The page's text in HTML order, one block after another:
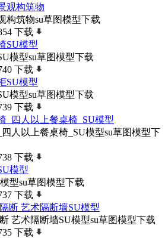
构筑物su草图模型下载
下载
模型su草图模型下载
下载
模型su草图模型下载
下载
人以上餐桌椅_SU模型su草图模型下
下载
型su草图模型下载
下载
艺术隔断墙SU模型su草图模型下载
下载